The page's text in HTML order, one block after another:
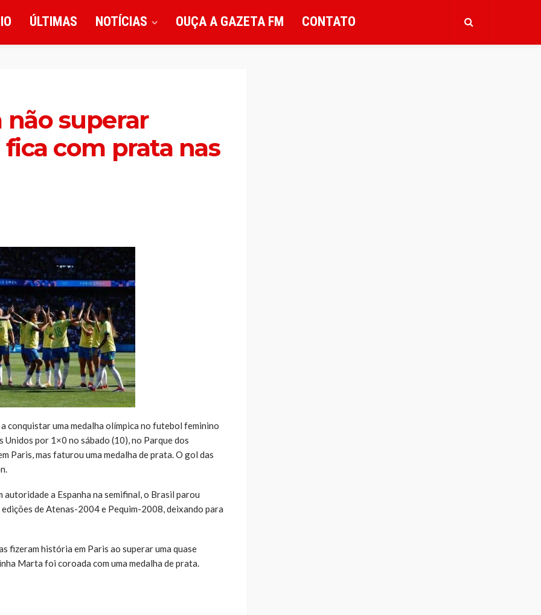
ÚLTIMAS NOTÍCIAS OUÇA A GAZETA FM CONTATO
não superar
com prata nas
conquistar uma medalha olímpica no futebol feminino
por 1×0 no sábado (10), no Parque dos
Paris, mas faturou uma medalha de prata. O gol das
a Espanha na semifinal, o Brasil parou
de Atenas-2004 e Pequim-2008, deixando para
fizeram história em Paris ao superar uma quase
Marta foi coroada com uma medalha de prata.